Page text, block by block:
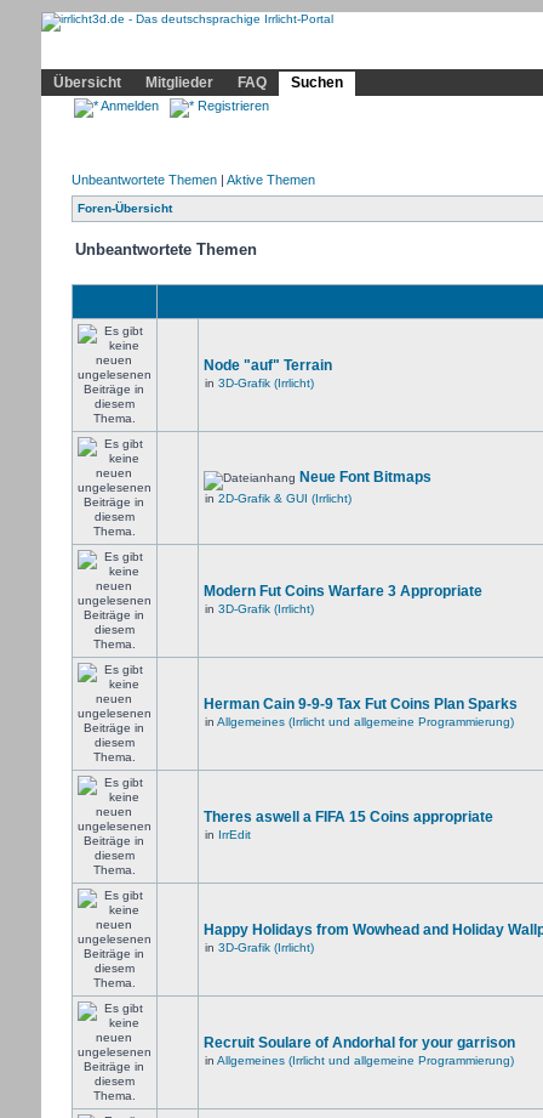
Übersicht
Mitglieder FAQ Suchen
Anmelden Registrieren
Unbeantwortete Themen| Aktive Themen
Foren-Übersicht
Unbeantwortete Themen
Node "auf" Terrain
in 3D-Grafik (Irrlicht)
Neue Font Bitmaps
in 2D-Grafik & GUI (Irrlicht)
Modern Fut Coins Warfare 3 Appropriate
in 3D-Grafik (Irrlicht)
Herman Cain 9-9-9 Tax Fut Coins Plan Sparks
in Allgemeines (Irrlicht und allgemeine Programmierung)
Theres aswell a FIFA 15 Coins appropriate
in IrrEdit
Happy Holidays from Wowhead and Holiday
in 3D-Grafik (Irrlicht)
Recruit Soulare of Andorhal for your garrison
in Allgemeines (Irrlicht und allgemeine Programmierung)